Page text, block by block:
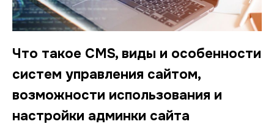
Что такое CMS, виды и особенности
систем управления сайтом,
возможности использования и
настройки админки сайта